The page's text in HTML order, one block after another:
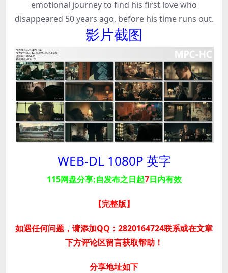
emotional journey to find his first love who
disappeared 50 years ago, before his time runs out.
影片截图
WEB-DL 1080P 英字
115网盘分享;自发布之日起7日内有效
【完整版】
如遇任何问题，请添加QQ：2820164724联系或在文章
下方评论区留言获取帮助！
分享地址如下